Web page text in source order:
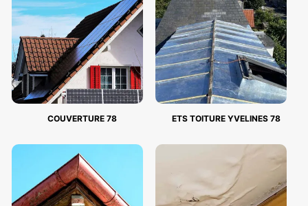
COUVERTURE 78 ETS TOITURE YVELINES 78